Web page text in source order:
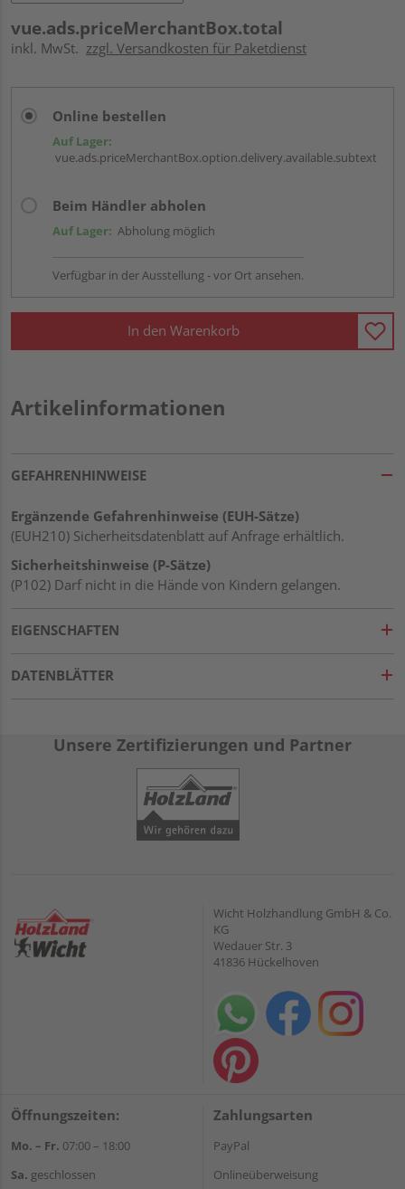
vue.ads.priceMerchantBox.total
inkl. MwSt. zzgl. Versandkosten für Paketdienst
Online bestellen
Auf Lager:
vue.ads.priceMerchantBox.option.delivery.available.subtext
Beim Händler abholen
Auf Lager: Abholung möglich
Verfügbar in der Ausstellung - vor Ort ansehen.
In den Warenkorb
Artikelinformationen
GEFAHRENHINWEISE
Ergänzende Gefahrenhinweise (EUH-Sätze)
(EUH210) Sicherheitsdatenblatt auf Anfrage erhältlich.
Sicherheitshinweise (P-Sätze)
(P102) Darf nicht in die Hände von Kindern gelangen.
EIGENSCHAFTEN
DATENBLÄTTER
Unsere Zertifizierungen und Partner
Wicht Holzhandlung GmbH & Co.
KG
Wedauer Str. 3
41836 Hückelhoven
Öffnungszeiten:
Mo. – Fr. 07:00 – 18:00
Sa. geschlossen
Zahlungsarten
PayPal
Onlineüberweisung